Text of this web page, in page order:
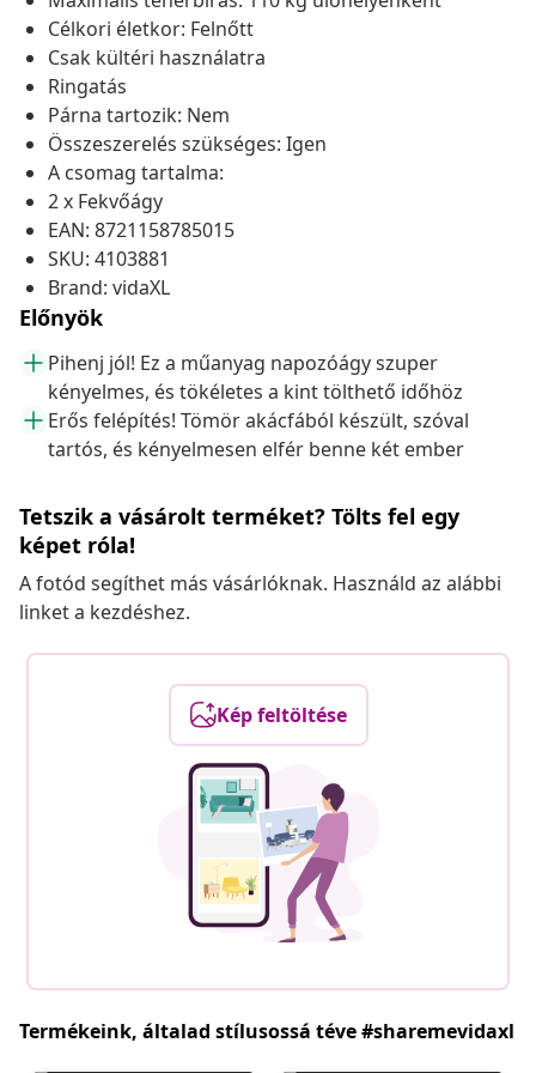
Célkori életkor: Felnőtt
Csak kültéri használatra
Ringatás
Párna tartozik: Nem
Összeszerelés szükséges: Igen
A csomag tartalma:
2 x Fekvőágy
EAN: 8721158785015
SKU: 4103881
Brand: vidaXL
Előnyök
Pihenj jól! Ez a műanyag napozóágy szuper
kényelmes, és tökéletes a kint tölthető időhöz
Erős felépítés! Tömör akácfából készült, szóval
tartós, és kényelmesen elfér benne két ember
Tetszik a vásárolt terméket? Tölts fel egy
képet róla!
A fotód segíthet más vásárlóknak. Használd az alábbi
linket a kezdéshez.
Kép feltöltése
Termékeink, általad stílusossá téve #sharemevidaxl